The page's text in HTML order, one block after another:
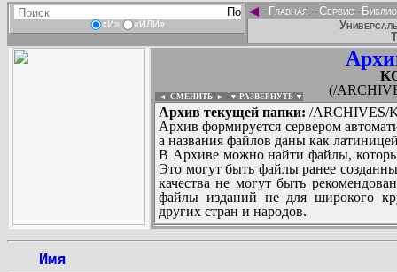
«И» «ИЛИ»
◄- Главная - Сервис-
(/
◄ СМЕНИТЬ ► ▼ РАЗВЕРНУТЬ ▼
Архив текущей папки: /ARCHIVES/
Архив формируется сервером
а названия файлов даны как
В Архиве можно найти файлы,
Это могут быть файлы ранее
качества не могут быть
файлы изданий не для широкого
других стран и народов.
Имя